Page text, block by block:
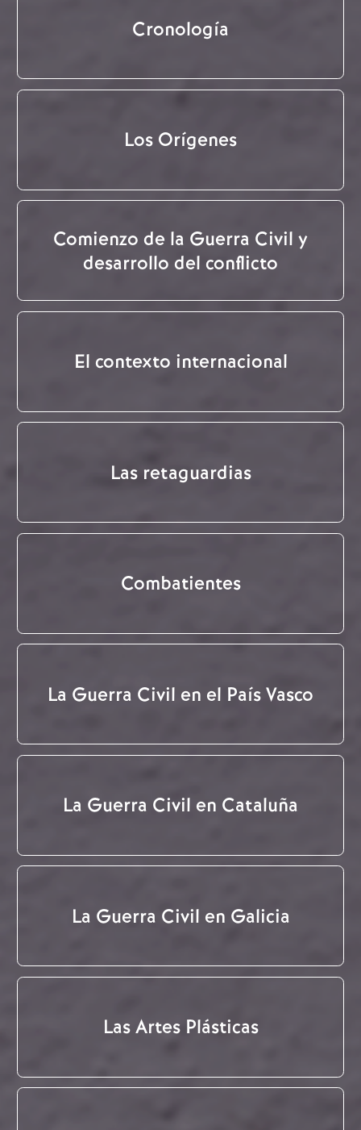
Cronología
Los Orígenes
Comienzo de la Guerra Civil y
desarrollo del conflicto
El contexto internacional
Las retaguardias
Combatientes
La Guerra Civil en el País Vasco
La Guerra Civil en Cataluña
La Guerra Civil en Galicia
Las Artes Plásticas